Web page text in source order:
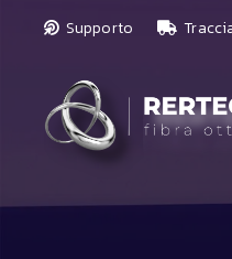
Supporto